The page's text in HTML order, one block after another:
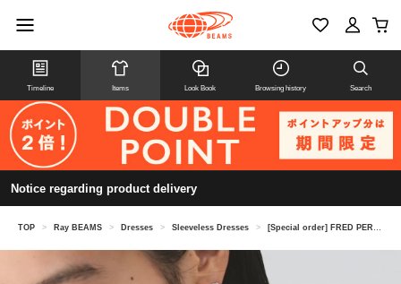
Timeline Items Look Book Browsing history Search
Notice regarding product delivery
TOP > Ray BEAMS > Dresses > Sleeveless Dresses > [Special order] FRED PERRY / Tipped Piqué Dress